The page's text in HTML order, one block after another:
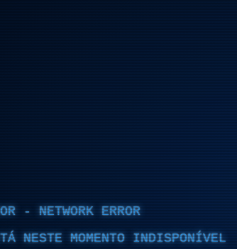
- NETWORK ERROR
NESTE MOMENTO INDISPONÍVEL